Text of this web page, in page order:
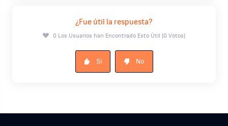
¿Fue útil la respuesta?
0 Los Usuarios han Encontrado Esto Útil (0 Votos)
Si No